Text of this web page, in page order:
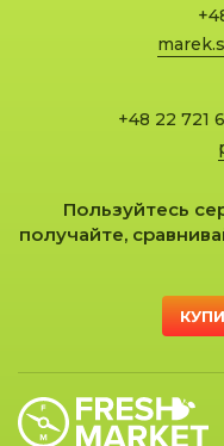
+48 22 721
Пользуйтесь
получайте,